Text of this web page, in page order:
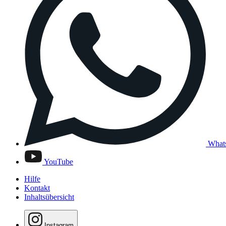
YouTube
Hilfe
Kontakt
Inhaltsübersicht